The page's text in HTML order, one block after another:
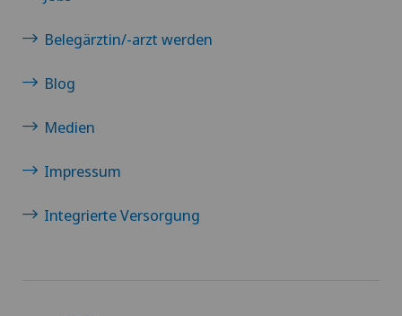
Belegärztin/-arzt werden
Blog
Medien
Impressum
Integrierte Versorgung